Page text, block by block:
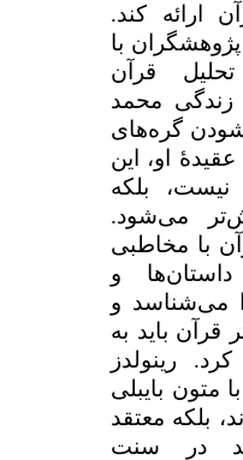
ارائه کند.
با
قرآن
زندگی محمد
گره‌های
او، این
نیست، بلکه
می‌شود.
با مخاطبی
و
می‌شناسد و
قرآن باید به
رینولدز
متون بایبلی
بلکه معتقد
در سنت